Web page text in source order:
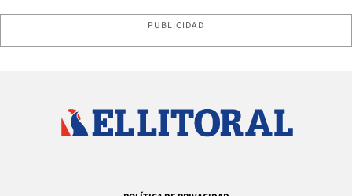
PUBLICIDAD